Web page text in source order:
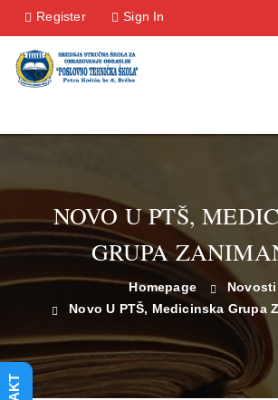
Register Sign In
NOVO U PTŠ,
GRUPA
Homepage
Novosti
Novo U PTŠ, Medicinska Grupa